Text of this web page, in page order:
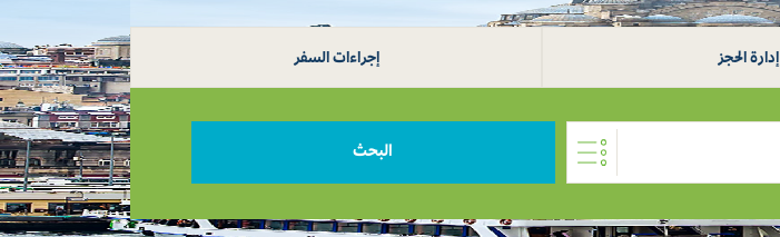
إدارة الحجز إجراءات السفر
البحث